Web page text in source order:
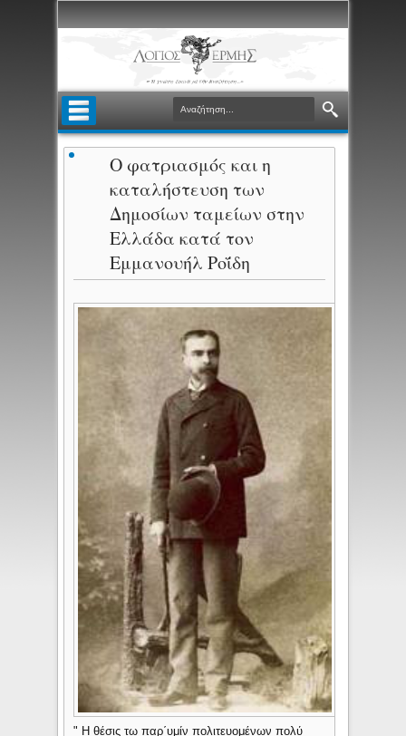
Ο φατριασμός και η
καταλήστευση των
Δημοσίων ταμείων στην
Ελλάδα κατά τον
Εμμανουήλ Ροΐδη
" Η θέσις τω παρ΄υμίν πολιτευομένων πολύ